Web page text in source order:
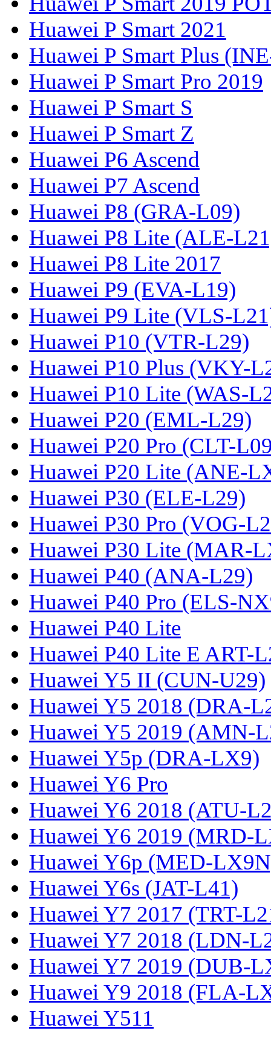
Huawei P Smart 2021
Huawei P Smart Plus
Huawei P Smart Pro 2019
Huawei P Smart S
Huawei P Smart Z
Huawei P6 Ascend
Huawei P7 Ascend
Huawei P8 (GRA-L09)
Huawei P8 Lite (ALE-
Huawei P8 Lite 2017
Huawei P9 (EVA-L19)
Huawei P9 Lite (VLS-
Huawei P10 (VTR-L29)
Huawei P10 Plus (VKY-
Huawei P10 Lite (WAS-
Huawei P20 (EML-L29)
Huawei P20 Pro (CLT-
Huawei P20 Lite (ANE-
Huawei P30 (ELE-L29)
Huawei P30 Pro (VOG-
Huawei P30 Lite (MAR-
Huawei P40 (ANA-L29)
Huawei P40 Pro (ELS-
Huawei P40 Lite
Huawei P40 Lite E ART-
Huawei Y5 II (CUN-U29)
Huawei Y5 2018 (DRA-
Huawei Y5 2019 (AMN-
Huawei Y5p (DRA-LX9)
Huawei Y6 Pro
Huawei Y6 2018 (ATU-
Huawei Y6 2019 (MRD-
Huawei Y6p (MED-
Huawei Y6s (JAT-L41)
Huawei Y7 2017 (TRT-
Huawei Y7 2018 (LDN-
Huawei Y7 2019 (DUB-
Huawei Y9 2018 (FLA-
Huawei Y511